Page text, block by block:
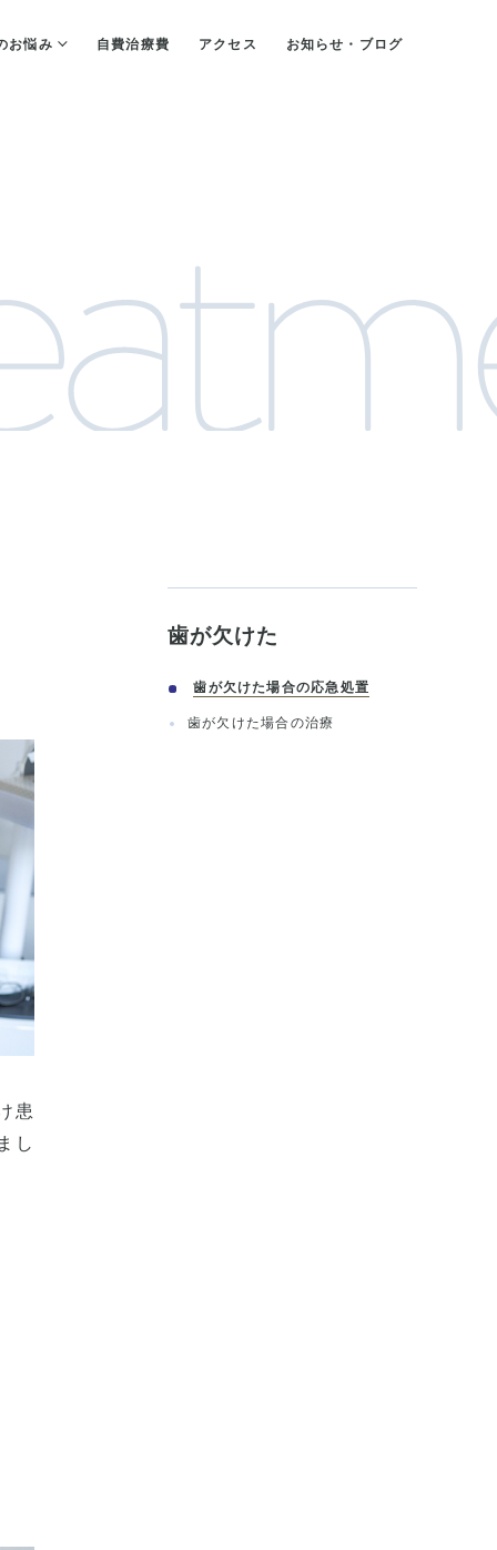
佑健会について
お悩み
口臭が気になる 歯の根の治療について
自費治療費 アクセス お知らせ・ブログ
患
し
歯が欠けた
歯が欠けた場合の応急処置
歯が欠けた場合の治療